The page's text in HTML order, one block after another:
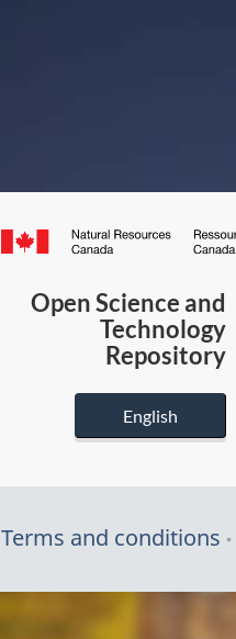
Canada.ca
Open Science and
Technology
Repository
English
Terms and conditions